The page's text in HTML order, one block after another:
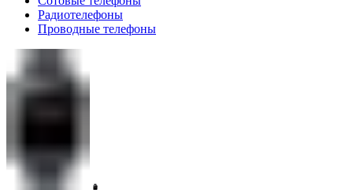
Радиотелефоны
Проводные телефоны